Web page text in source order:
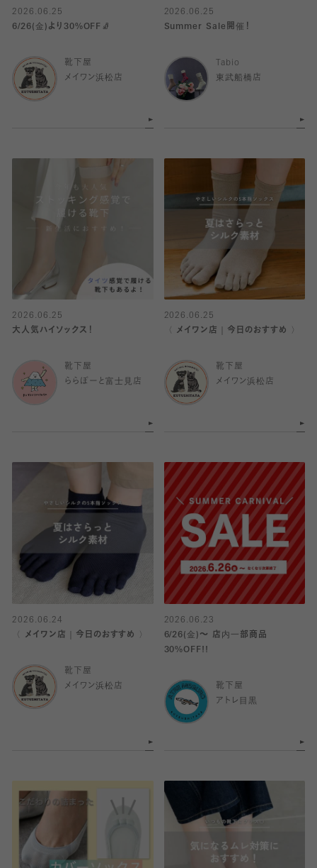
2026.06.25
6/26(金)より30%OFF🧦
靴下屋
メイワン浜松店
2026.06.25
Summer Sale開催！
Tabio
東武船橋店
2026.06.25
大人気ハイソックス！
靴下屋
ららぽーと富士見店
2026.06.25
〈 メイワン店｜今日のおすすめ 〉
靴下屋
メイワン浜松店
2026.06.24
〈 メイワン店｜今日のおすすめ 〉
靴下屋
メイワン浜松店
2026.06.23
6/26(金)～ 店内一部商品
30%OFF!!
靴下屋
アトレ目黒